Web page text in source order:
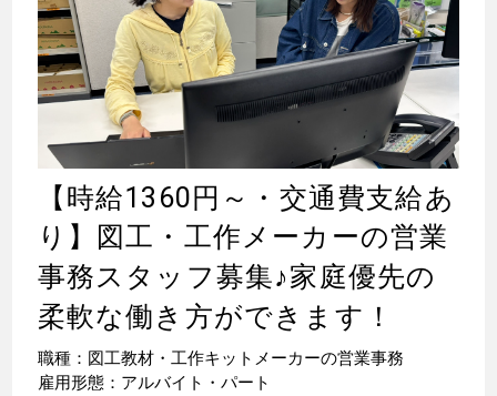
【時給1360円～・交通費支給あ
り】図工・工作メーカーの営業
事務スタッフ募集♪家庭優先の
柔軟な働き方ができます！
職種：図工教材・工作キットメーカーの営業事務
雇用形態：アルバイト・パート